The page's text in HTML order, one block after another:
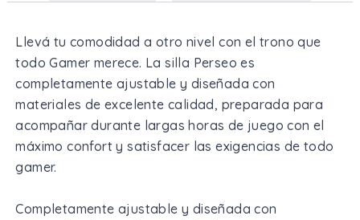
Llevá tu comodidad a otro nivel con el trono que
todo Gamer merece. La silla Perseo es
completamente ajustable y diseñada con
materiales de excelente calidad, preparada para
acompañar durante largas horas de juego con el
máximo confort y satisfacer las exigencias de todo
gamer.
Completamente ajustable y diseñada con